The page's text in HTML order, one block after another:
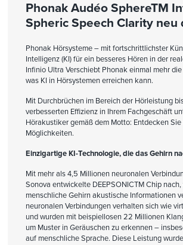
Phonak Audéo SphereTM
Spheric Speech Clarity neu
Phonak Hörsysteme – mit fortschrittlichster
Intelligenz (KI) für ein besseres Hören in der
Infinio Ultra Verschiebt Phonak einmal mehr
was KI in Hörsystemen erreichen kann.
Mit Durchbrüchen im Bereich der Hörleistung
verbesserten Effizienz in Ihrem Fachgeschäft
Hörakustiker gemäß dem Motto: Entdecken
Möglichkeiten.
Einzigartige KI-Technologie, die das Gehirn
Mit mehr als 4,5 Millionen neuronalen
Sonova entwickelte DEEPSONICTM Chip
menschliche Gehirn akustische Informationen
neuronalen Verbindungen verhalten sich wie
und wurden mit beispiellosen 22 Millionen
um Muster in Geräuschen zu erkennen –
auf menschliche Sprache. Diese Leistung